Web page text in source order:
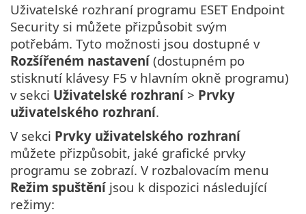
Uživatelské rozhraní programu ESET Endpoint
Security si můžete přizpůsobit svým
potřebám. Tyto možnosti jsou dostupné v
Rozšířeném nastavení(dostupném po
stisknutí klávesy F5 v hlavním okně programu)
v sekci Uživatelské rozhraní> Prvky
uživatelského rozhraní.
V sekci Prvky uživatelského rozhraní
můžete přizpůsobit, jaké grafické prvky
programu se zobrazí. V rozbalovacím menu
Režim spuštěníjsou k dispozici následující
režimy: